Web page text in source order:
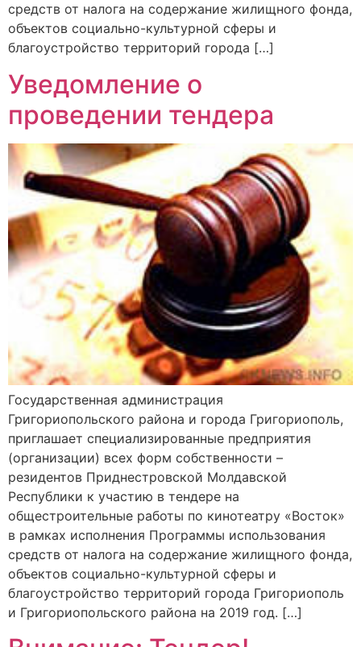
средств от налога на содержание жилищного фонда,
объектов социально-культурной сферы и
благоустройство территорий города […]
Уведомление о
проведении тендера
Государственная администрация
Григориопольского района и города Григориополь,
приглашает специализированные предприятия
(организации) всех форм собственности –
резидентов Приднестровской Молдавской
Республики к участию в тендере на
общестроительные работы по кинотеатру «Восток»
в рамках исполнения Программы использования
средств от налога на содержание жилищного фонда,
объектов социально-культурной сферы и
благоустройство территорий города Григориополь
и Григориопольского района на 2019 год. […]